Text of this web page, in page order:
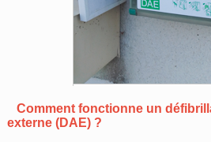
Comment fonctionne un
externe (DAE) ?